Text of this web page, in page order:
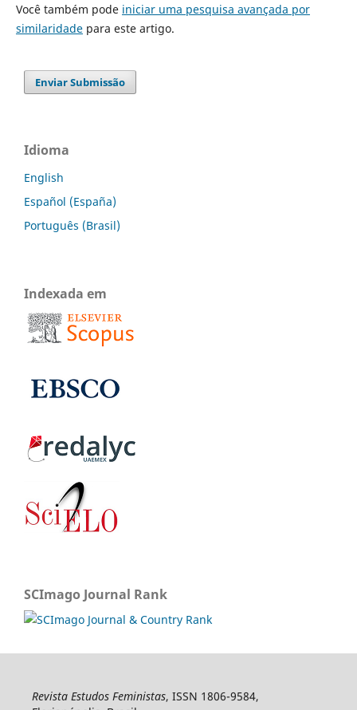
Você também pode iniciar uma pesquisa avançada por
similaridadepara este artigo.
Enviar Submissão
Idioma
English
Español (España)
Português (Brasil)
Indexada em
SCImago Journal Rank
Revista Estudos Feministas, ISSN 1806-9584,